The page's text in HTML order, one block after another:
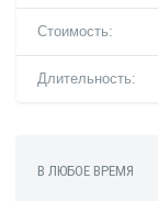
Стоимость:
Длительность:
В ЛЮБОЕ ВРЕМЯ